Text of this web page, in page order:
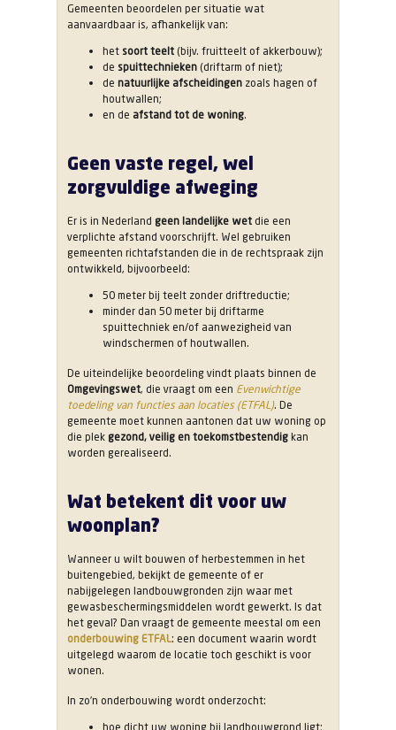
Gemeenten beoordelen per situatie wat
aanvaardbaar is, afhankelijk van:
het soort teelt (bijv. fruitteelt of akkerbouw);
de spuittechnieken (driftarm of niet);
de natuurlijke afscheidingen zoals hagen of
houtwallen;
en de afstand tot de woning.
Geen vaste regel, wel
zorgvuldige afweging
Er is in Nederland geen landelijke wet die een
verplichte afstand voorschrijft. Wel gebruiken
gemeenten richtafstanden die in de rechtspraak zijn
ontwikkeld, bijvoorbeeld:
50 meter bij teelt zonder driftreductie;
minder dan 50 meter bij driftarme
spuittechniek en/of aanwezigheid van
windschermen of houtwallen.
De uiteindelijke beoordeling vindt plaats binnen de
Omgevingswet, die vraagt om een Evenwichtige
toedeling van functies aan locaties (ETFAL). De
gemeente moet kunnen aantonen dat uw woning op
die plek gezond, veilig en toekomstbestendig kan
worden gerealiseerd.
Wat betekent dit voor uw
woonplan?
Wanneer u wilt bouwen of herbestemmen in het
buitengebied, bekijkt de gemeente of er
nabijgelegen landbouwgronden zijn waar met
gewasbeschermingsmiddelen wordt gewerkt. Is dat
het geval? Dan vraagt de gemeente meestal om een
onderbouwing ETFAL: een document waarin wordt
uitgelegd waarom de locatie toch geschikt is voor
wonen.
In zo’n onderbouwing wordt onderzocht:
hoe dicht uw woning bij landbouwgrond ligt;